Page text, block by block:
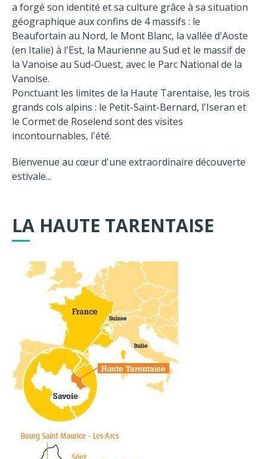
a forgé son identité et sa culture grâce à sa situation
géographique aux confins de 4 massifs : le
Beaufortain au Nord, le Mont Blanc, la vallée d'Aoste
(en Italie) à l'Est, la Maurienne au Sud et le massif de
la Vanoise au Sud-Ouest, avec le Parc National de la
Vanoise.
Ponctuant les limites de la Haute Tarentaise, les trois
grands cols alpins : le Petit-Saint-Bernard, l'Iseran et
le Cormet de Roselend sont des visites
incontournables, l'été.
Bienvenue au cœur d'une extraordinaire découverte
estivale...
LA HAUTE TARENTAISE